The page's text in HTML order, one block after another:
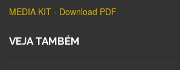
MEDIA KIT - Download PDF
VEJA TAMBÉM